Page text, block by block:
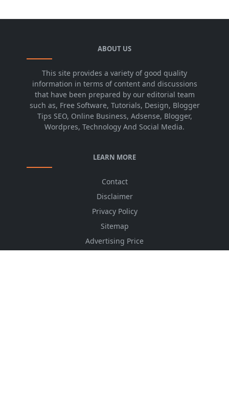
ABOUT US
This site provides a variety of good quality
information in terms of content and discussions
that have been prepared by our editorial team
such as, Free Software, Tutorials, Design, Blogger
Tips SEO, Online Business, Adsense, Blogger,
Wordpres, Technology And Social Media.
LEARN MORE
Contact
Disclaimer
Privacy Policy
Sitemap
Advertising Price